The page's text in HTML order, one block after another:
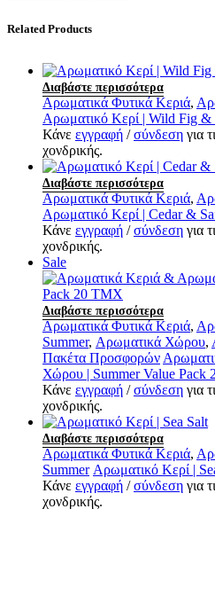
Related Products
Διαβάστε περισσότερα
Αρωματικά Φυτικά Κεριά,
Αρωματικό Κερί | Wild Fig &
Κάνε εγγραφή /σύνδεση για
χονδρικής.
Διαβάστε περισσότερα
Αρωματικά Φυτικά Κεριά,
Αρωματικό Κερί | Cedar &
Κάνε εγγραφή /σύνδεση για
χονδρικής.
Sale
Διαβάστε περισσότερα
Αρωματικά Φυτικά Κεριά,
Summer, Αρωματικά Χώρου,
Πακέτα Προσφορών
Χώρου | Summer Value Pack
Κάνε εγγραφή /σύνδεση για
χονδρικής.
Διαβάστε περισσότερα
Αρωματικά Φυτικά Κεριά,
Summer Αρωματικό Κερί |
Κάνε εγγραφή /σύνδεση για
χονδρικής.